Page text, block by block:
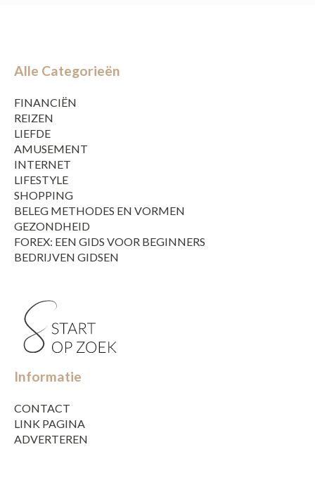
Alle Categorieën
FINANCIËN
REIZEN
LIEFDE
AMUSEMENT
INTERNET
LIFESTYLE
SHOPPING
BELEG METHODES EN VORMEN
GEZONDHEID
FOREX: EEN GIDS VOOR BEGINNERS
BEDRIJVEN GIDSEN
Informatie
CONTACT
LINK PAGINA
ADVERTEREN